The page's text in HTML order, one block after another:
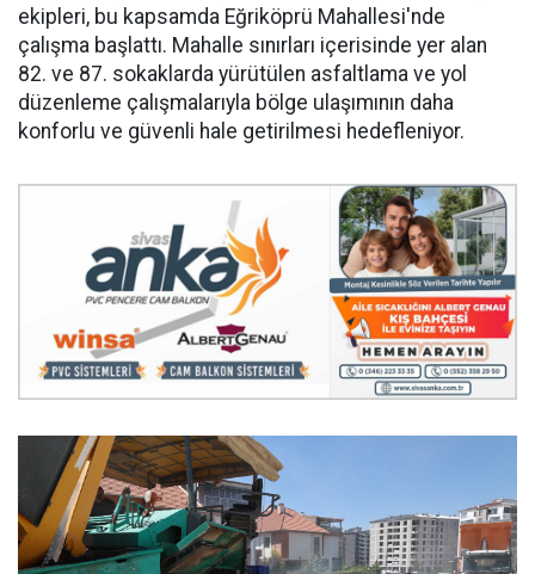
ekipleri, bu kapsamda Eğriköprü Mahallesi'nde
çalışma başlattı. Mahalle sınırları içerisinde yer alan
82. ve 87. sokaklarda yürütülen asfaltlama ve yol
düzenleme çalışmalarıyla bölge ulaşımının daha
konforlu ve güvenli hale getirilmesi hedefleniyor.